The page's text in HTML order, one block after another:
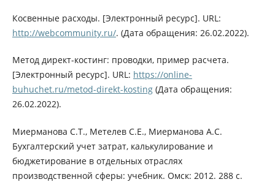
Косвенные расходы. [Электронный ресурс]. URL:
http://webcommunity.ru/. (Дата обращения: 26.02.2022).
Метод директ-костинг: проводки, пример расчета.
[Электронный ресурс]. URL: https://online-
buhuchet.ru/metod-direkt-kosting(Дата обращения:
26.02.2022).
Миерманова С.Т., Метелев С.Е., Миерманова А.С.
Бухгалтерский учет затрат, калькулирование и
бюджетирование в отдельных отраслях
производственной сферы: учебник. Омск: 2012. 288 с.